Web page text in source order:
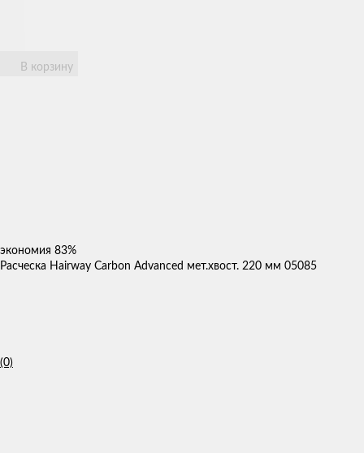
В корзину
экономия 83%
Расческа Hairway Carbon Advanced мет.хвост. 220 мм 05085
(0)